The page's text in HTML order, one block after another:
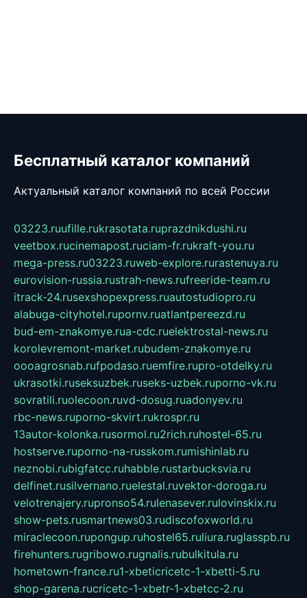
Бесплатный каталог компаний
Актуальный каталог компаний по всей России
03223.ruufille.rukrasotata.ruprazdnikdushi.ru
veetbox.rucinemapost.ruciam-fr.rukraft-you.ru
mega-press.ru03223.ruweb-explore.rurastenuya.ru
eurovision-russia.rustrah-news.rufreeride-team.ru
itrack-24.rusexshopexpress.ruautostudiopro.ru
alabuga-cityhotel.rupornv.ruatlantpereezd.ru
bud-em-znakomye.rua-cdc.ruelektrostal-news.ru
korolevremont-market.rubudem-znakomye.ru
oooagrosnab.rufpodaso.ruemfire.rupro-otdelky.ru
ukrasotki.ruseksuzbek.ruseks-uzbek.ruporno-vk.ru
sovratili.ruolecoon.ruvd-dosug.ruadonyev.ru
rbc-news.ruporno-skvirt.rukrospr.ru
13autor-kolonka.rusormol.ru2rich.ruhostel-65.ru
hostserve.ruporno-na-russkom.rumishinlab.ru
neznobi.rubigfatcc.ruhabble.rustarbucksvia.ru
delfinet.rusilvernano.ruelestal.ruvektor-doroga.ru
velotrenajery.rupronso54.rulenasever.rulovinskix.ru
show-pets.rusmartnews03.rudiscofoxworld.ru
miraclecoon.rupongup.ruhostel65.ruliura.ruglasspb.ru
firehunters.rugribowo.rugnalis.rubulkitula.ru
hometown-france.ru1-xbeticricetc-1-xbetti-5.ru
shop-garena.rucricetc-1-xbetr-1-xbetcc-2.ru